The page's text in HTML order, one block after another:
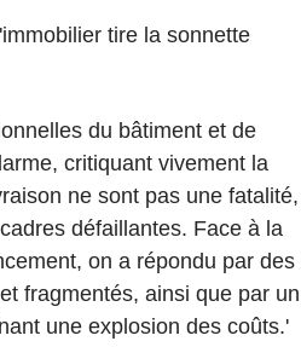
tire la sonnette
du bâtiment et de
critiquant vivement la
ne sont pas une fatalité,
défaillantes. Face à la
on a répondu par des
fragmentés, ainsi que par un
une explosion des coûts.'